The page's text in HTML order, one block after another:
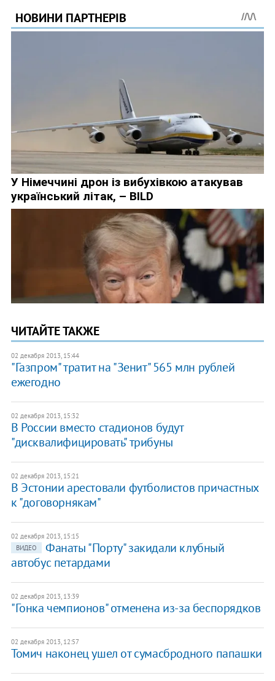
ЧИТАЙТЕ ТАКЖЕ
02 декабря 2013, 15:44
"Газпром" тратит на "Зенит" 565 млн рублей
ежегодно
02 декабря 2013, 15:32
В России вместо стадионов будут
"дисквалифицировать" трибуны
02 декабря 2013, 15:21
В Эстонии арестовали футболистов причастных
к "договорнякам"
02 декабря 2013, 15:15
ВИДЕО
Фанаты "Порту" закидали клубный
автобус петардами
02 декабря 2013, 13:39
"Гонка чемпионов" отменена из-за беспорядков
02 декабря 2013, 12:57
Томич наконец ушел от сумасбродного папашки